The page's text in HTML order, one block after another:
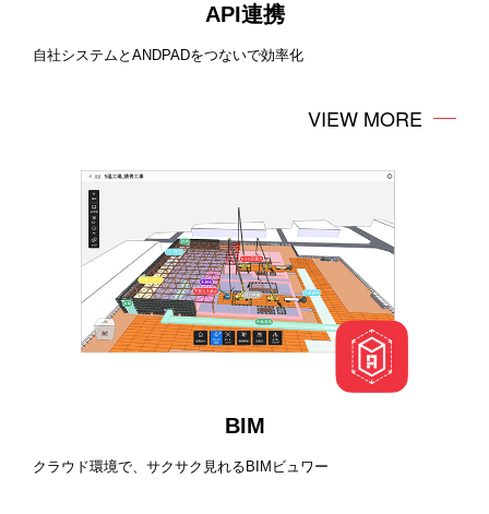
API連携
自社システムとANDPADをつないで効率化
VIEW MORE
BIM
クラウド環境で、サクサク見れるBIMビュワー